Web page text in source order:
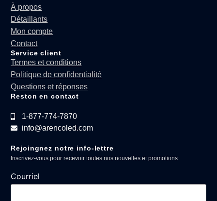
À propos
Détaillants
Mon compte
Contact
Service client
Termes et conditions
Politique de confidentialité
Questions et réponses
Reston en contact
1-877-774-7870
info@arencoled.com
Rejoingnez notre info-lettre
Inscrivez-vous pour recevoir toutes nos nouvelles et promotions
Courriel